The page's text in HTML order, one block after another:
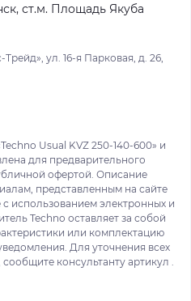
ст.м. Площадь Якуба
ул. 16-я Парковая, д. 26,
Usual KVZ 250-140-600» и
для предварительного
офертой. Описание
представленным на сайте
использованием электронных и
Techno оставляет за собой
или комплектацию
Для уточнения всех
консультанту артикул .